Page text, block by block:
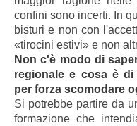
confini sono incerti. In
bisturi e non con
«tirocini estivi» e non
Non c'è modo di
regionale e cosa è di
per forza scomodare
Si potrebbe partire da
formazione che